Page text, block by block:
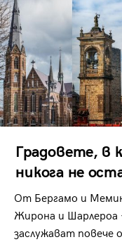
Градовете, в
никога не
От Бергамо и
Жирона и
заслужават повече